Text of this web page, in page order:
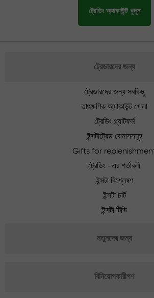
ট্রেডিং অ্যাকাউন্ট খুলুন
ট্রেডারদের জন্য
ট্রেডারদের জন্য সবকিছু
তাৎক্ষণিক অ্যাকাউন্ট খোলা
ট্রেডিং প্ল্যাটফর্ম
ইন্সটাট্রেড বোনাসসমূহ
Gifts for
ট্রেডিং -এর শর্তাবলী
ইন্সটা বিশ্লেষণ
ইন্সটা চার্ট
ইন্সটা টিভি
নতুনদের জন্য
বিনিয়োগকারীগণ